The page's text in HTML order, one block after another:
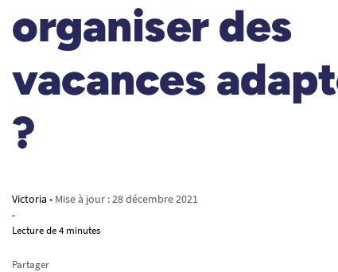
organiser des
vacances
?
Victoria • Mise à jour :28 décembre 2021
-
Lecture de 4 minutes
Partager